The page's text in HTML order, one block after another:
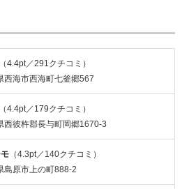
（4.4pt／291クチコミ）
西海市西海町七釜郷567
（4.4pt／179クチコミ）
西彼杵郡長与町岡郷1670-3
（4.3pt／140クチコミ）
島原市上の町888-2